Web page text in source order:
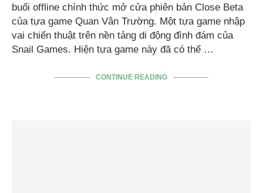
buổi offline chính thức mở cửa phiên bản Close Beta
của tựa game Quan Vân Trường. Một tựa game nhập
vai chiến thuật trên nền tảng di động đình đám của
Snail Games. Hiện tựa game này đã có thể …
CONTINUE READING